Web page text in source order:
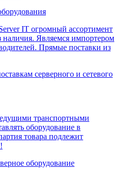
IT огромный ассортимент
наличия. Являемся импортером
Прямые поставки из
транспортными
оборудование в
товара подлежит